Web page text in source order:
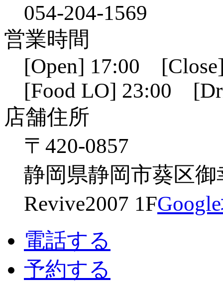
054-204-1569
営業時間
[Open] 17:00
[Food LO] 23:00
店舗住所
〒420-0857
静岡県静岡市葵区御
Revive2007 1F
電話する
予約する